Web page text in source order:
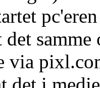
pc'eren
det
via